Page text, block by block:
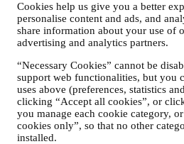
Cookies help us give you a better
personalise content and ads, and
share information about your use of
advertising and analytics partners.
“Necessary Cookies” cannot be
support web functionalities, but you
uses above (preferences, statistics
clicking “Accept all cookies”, or
you manage each cookie category,
cookies only”, so that no other
installed.
informações) para melhorar
produtos e serviços. No final do
podemos convidá-lo para
revisão não é obrigatória e pode
utilizam o WhatsApp Business
solicitam, apenas para fornecer
sobre os nossos produtos. Este
a venda dos nossos produtos.
crédito ou outra informação
WhatsApp. Pode saber mais